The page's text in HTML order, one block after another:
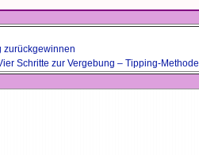
zurückgewinnen
Schritte zur Vergebung – Tipping-Methode